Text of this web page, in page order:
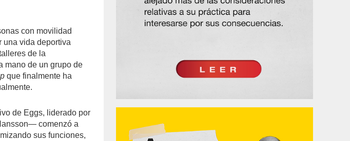
con movilidad
una vida deportiva
de la
mano de un grupo de
que finalmente ha
de Eggs, liderado por
comenzó a
sus funciones,